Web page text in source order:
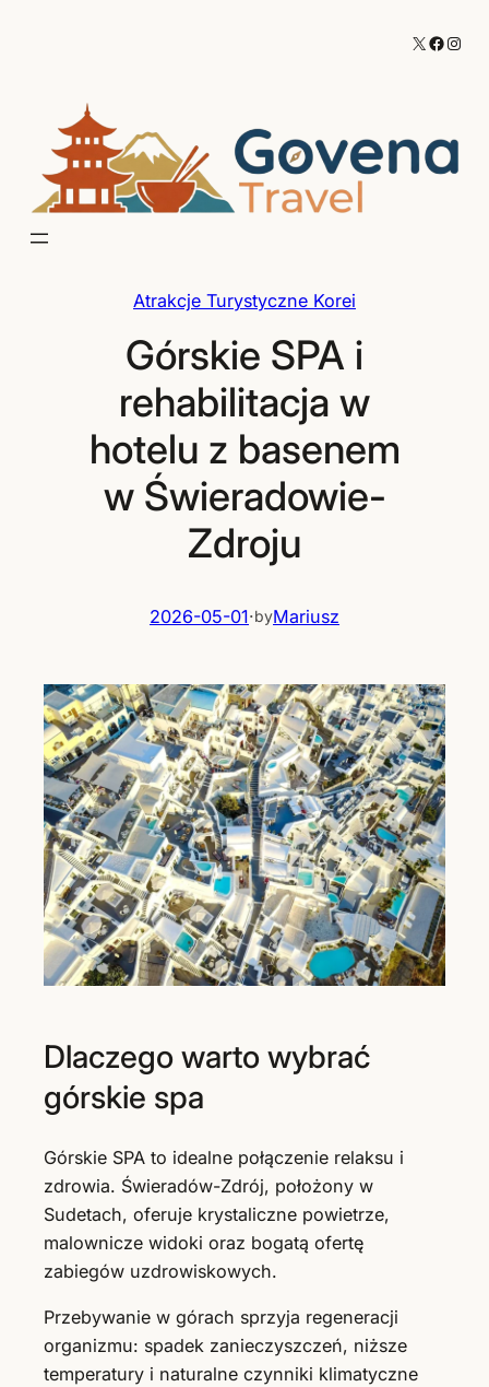
X
Atrakcje Turystyczne Korei
Górskie SPA i
rehabilitacja w
hotelu z basenem
w Świeradowie-
Zdroju
2026-05-01·byMariusz
Dlaczego warto wybrać
górskie spa
Górskie SPA to idealne połączenie relaksu i
zdrowia. Świeradów-Zdrój, położony w
Sudetach, oferuje krystaliczne powietrze,
malownicze widoki oraz bogatą ofertę
zabiegów uzdrowiskowych.
Przebywanie w górach sprzyja regeneracji
organizmu: spadek zanieczyszczeń, niższe
temperatury i naturalne czynniki klimatyczne